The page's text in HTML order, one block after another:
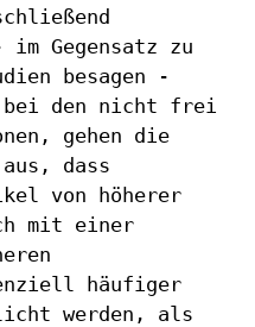
Gegensatz zu
besagen -
den nicht frei
gehen die
dass
von höherer
mit einer
häufiger
werden, als